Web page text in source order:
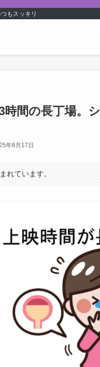
もスッキリ
時間の長丁場。
年8月17日
れています。